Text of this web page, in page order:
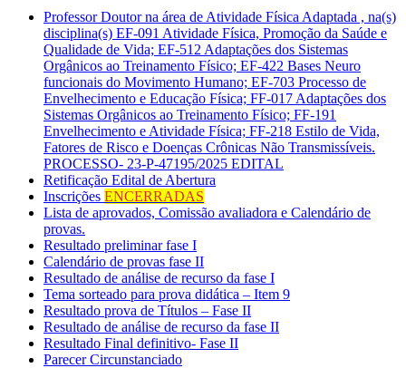
Professor Doutor na área de Atividade Física Adaptada , na(s)
disciplina(s) EF-091 Atividade Física, Promoção da Saúde e
Qualidade de Vida; EF-512 Adaptações dos Sistemas
Orgânicos ao Treinamento Físico; EF-422 Bases Neuro
funcionais do Movimento Humano; EF-703 Processo de
Envelhecimento e Educação Física; FF-017 Adaptações dos
Sistemas Orgânicos ao Treinamento Físico; FF-191
Envelhecimento e Atividade Física; FF-218 Estilo de Vida,
Fatores de Risco e Doenças Crônicas Não Transmissíveis.
PROCESSO- 23-P-47195/2025 EDITAL
Retificação Edital de Abertura
Inscrições ENCERRADAS
Lista de aprovados, Comissão avaliadora e Calendário de
provas.
Resultado preliminar fase I
Calendário de provas fase II
Resultado de análise de recurso da fase I
Tema sorteado para prova didática – Item 9
Resultado prova de Títulos – Fase II
Resultado de análise de recurso da fase II
Resultado Final definitivo- Fase II
Parecer Circunstanciado